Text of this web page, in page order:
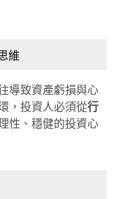
維
導致資產虧損與心
，投資人必須從行
性、穩健的投資心